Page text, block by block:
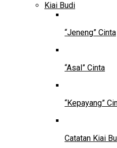
Kiai Budi
“Jeneng” Cinta
“Asal” Cinta
“Kepayang”
Catatan Kiai